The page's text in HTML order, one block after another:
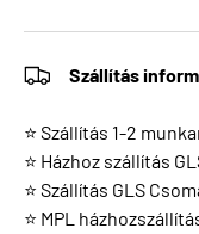
Szállítás
⭐ Szállítás 1-2
⭐ Házhoz szállítás
⭐ Szállítás GLS
⭐ MPL